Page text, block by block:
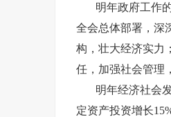
明年政府工作
全会总体部署，深
构，壮大经济实力
任，加强社会管理
明年经济社会
定资产投资增长